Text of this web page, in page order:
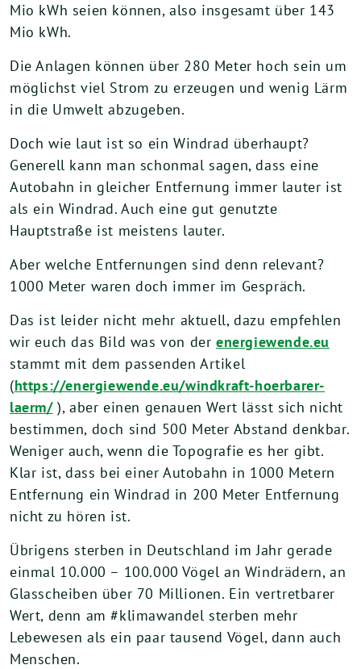
Mio kWh seien können, also insgesamt über 143
Mio kWh.
Die Anlagen können über 280 Meter hoch sein um
möglichst viel Strom zu erzeugen und wenig Lärm
in die Umwelt abzugeben.
Doch wie laut ist so ein Windrad überhaupt?
Generell kann man schonmal sagen, dass eine
Autobahn in gleicher Entfernung immer lauter ist
als ein Windrad. Auch eine gut genutzte
Hauptstraße ist meistens lauter.
Aber welche Entfernungen sind denn relevant?
1000 Meter waren doch immer im Gespräch.
Das ist leider nicht mehr aktuell, dazu empfehlen
wir euch das Bild was von derenergiewende.eu
stammt mit dem passenden Artikel
(https://energiewende.eu/windkraft-hoerbarer-
laerm/), aber einen genauen Wert lässt sich nicht
bestimmen, doch sind 500 Meter Abstand denkbar.
Weniger auch, wenn die Topografie es her gibt.
Klar ist, dass bei einer Autobahn in 1000 Metern
Entfernung ein Windrad in 200 Meter Entfernung
nicht zu hören ist.
Übrigens sterben in Deutschland im Jahr gerade
einmal 10.000 – 100.000 Vögel an Windrädern, an
Glasscheiben über 70 Millionen. Ein vertretbarer
Wert, denn am #klimawandel sterben mehr
Lebewesen als ein paar tausend Vögel, dann auch
Menschen.